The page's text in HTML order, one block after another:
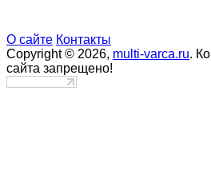
О сайте Контакты
Copyright © 2026, multi-varca.ru.
сайта запрещено!